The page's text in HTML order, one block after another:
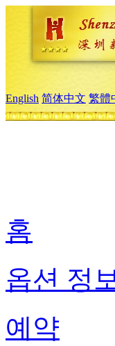
English 简体中文 繁體
홈
옵션 정
예약